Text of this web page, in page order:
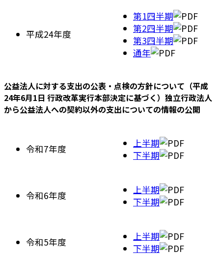
平成24年度
第1四半期
第2四半期
第3四半期
通年
公益法人に対する支出の公表・点検の方針について（平成
24年6月1日 行政改革実行本部決定に基づく）独立行政法人
から公益法人への契約以外の支出についての情報の公開
令和7年度
上半期
下半期
令和6年度
上半期
下半期
令和5年度
上半期
下半期